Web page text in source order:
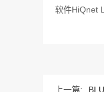
软件HiQnet
上一篇: